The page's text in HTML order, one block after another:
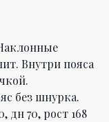
Внутри пояса
без шнурка.
дн 70, рост 168